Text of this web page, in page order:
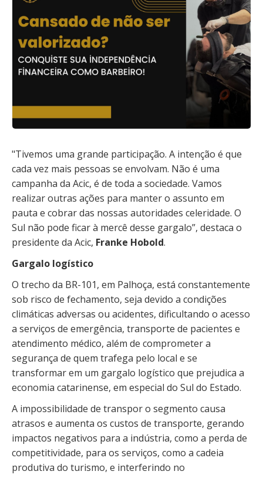
"Tivemos uma grande participação. A intenção é que
cada vez mais pessoas se envolvam. Não é uma
campanha da Acic, é de toda a sociedade. Vamos
realizar outras ações para manter o assunto em
pauta e cobrar das nossas autoridades celeridade. O
Sul não pode ficar à mercê desse gargalo”, destaca o
presidente da Acic, Franke Hobold.
Gargalo logístico
O trecho da BR-101, em Palhoça, está constantemente
sob risco de fechamento, seja devido a condições
climáticas adversas ou acidentes, dificultando o acesso
a serviços de emergência, transporte de pacientes e
atendimento médico, além de comprometer a
segurança de quem trafega pelo local e se
transformar em um gargalo logístico que prejudica a
economia catarinense, em especial do Sul do Estado.
A impossibilidade de transpor o segmento causa
atrasos e aumenta os custos de transporte, gerando
impactos negativos para a indústria, como a perda de
competitividade, para os serviços, como a cadeia
produtiva do turismo, e interferindo no